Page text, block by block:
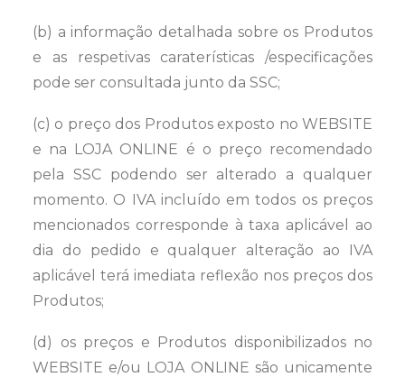
(b) a informação detalhada sobre os Produtos
e as respetivas caraterísticas /especificações
pode ser consultada junto da SSC;
(c) o preço dos Produtos exposto no WEBSITE
e na LOJA ONLINE é o preço recomendado
pela SSC podendo ser alterado a qualquer
momento. O IVA incluído em todos os preços
mencionados corresponde à taxa aplicável ao
dia do pedido e qualquer alteração ao IVA
aplicável terá imediata reflexão nos preços dos
Produtos;
(d) os preços e Produtos disponibilizados no
WEBSITE e/ou LOJA ONLINE são unicamente